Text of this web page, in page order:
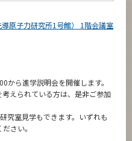
原子力研究所1号館） 1階会議室
から進学説明会を開催します。
えられている方は、是非ご参加
究室見学もできます。いずれも
さい。
構成
け情報